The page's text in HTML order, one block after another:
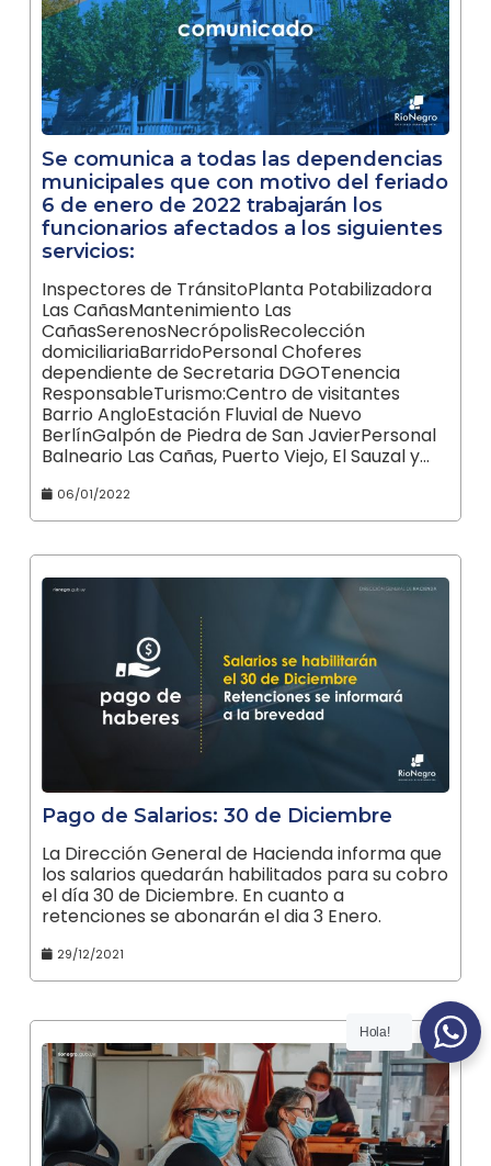
Se comunica a todas las dependencias
municipales que con motivo del feriado
6 de enero de 2022 trabajarán los
funcionarios afectados a los siguientes
servicios:
Inspectores de TránsitoPlanta Potabilizadora
Las CañasMantenimiento Las
CañasSerenosNecrópolisRecolección
domiciliariaBarridoPersonal Choferes
dependiente de Secretaria DGOTenencia
ResponsableTurismo:Centro de visitantes
Barrio AngloEstación Fluvial de Nuevo
BerlínGalpón de Piedra de San JavierPersonal
Balneario Las Cañas, Puerto Viejo, El Sauzal y…
06/01/2022
Pago de Salarios: 30 de Diciembre
La Dirección General de Hacienda informa que
los salarios quedarán habilitados para su cobro
el día 30 de Diciembre. En cuanto a
retenciones se abonarán el dia 3 Enero.
29/12/2021
Hola!